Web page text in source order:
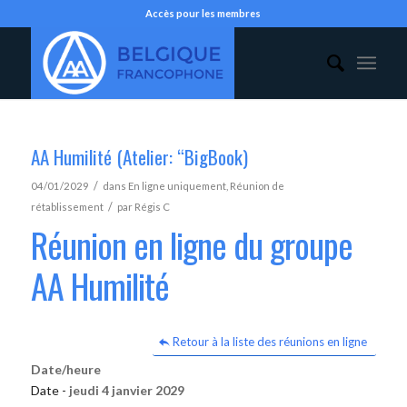
Accès pour les membres
AA Humilité (Atelier: “BigBook)
04/01/2029 / dans En ligne uniquement, Réunion de
rétablissement / par Régis C
Réunion en ligne du groupe
AA Humilité
Retour à la liste des réunions en ligne
Date/heure
Date - jeudi 4 janvier 2029